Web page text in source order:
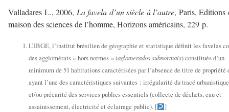
Valladares L., 2006, La favela d’un siècle à l’autre, Paris, Editions
maison des sciences de l’homme, Horizons américains, 229 p.
L’IBGE, l’institut brésilien de géographie et statistique définit les favelas
des agglomérats « hors normes » (aglomerados subnormais) constitués d’un
minimum de 51 habitations caractérisées par l’absence de titre de propriété
ayant l’une des caractéristiques suivantes : irrégularité du tracé urbanistique
et/ou précarité des services publics essentiels (collecte de déchets, eau et
assainissement, électricité et éclairage public). [
]